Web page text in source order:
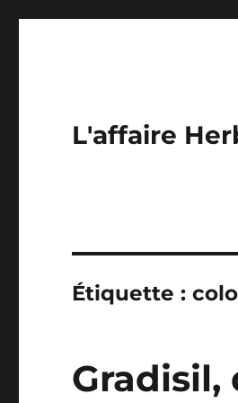
L'affaire
Étiquette :
Gradisil,